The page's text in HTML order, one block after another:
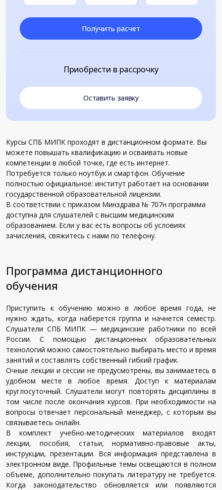
Получить расчет
Приобрести в рассрочку
Оставить заявку
Курсы СПБ МИПК проходят в дистанционном формате. Вы
можете повышать квалификацию и осваивать новые
компетенции в любой точке, где есть интернет.
Потребуется только ноутбук и смартфон. Обучение
полностью официальное: институт работает на основании
государственной образовательной лицензии.
В соответствии с приказом Минздрава № 707н программа
доступна для слушателей с высшим медицинским
образованием. Если у вас есть вопросы об условиях
зачисления, свяжитесь с нами по телефону.
Программа дистанционного
обучения
Приступить к обучению можно в любое время года, не
нужно ждать, когда наберется группа и начнется семестр.
Слушатели СПБ МИПК — медицинские работники по всей
России. С помощью дистанционных образовательных
технологий можно самостоятельно выбирать место и время
занятий и составлять собственный гибкий график.
Очные лекции и сессии не предусмотрены, вы занимаетесь в
удобном месте в любое время. Доступ к материалам
круглосуточный. Слушатели могут повторять дисциплины в
том числе после окончания курсов. При необходимости на
вопросы отвечает персональный менеджер, с которым вы
связываетесь онлайн.
В комплект учебно-методических материалов входят
лекции, пособия, статьи, нормативно-правовые акты,
инструкции, презентации. Вся информация представлена в
электронном виде. Профильные темы освещаются в полном
объеме, дополнительно покупать литературу не требуется.
Когда законодательство обновляется или появляются